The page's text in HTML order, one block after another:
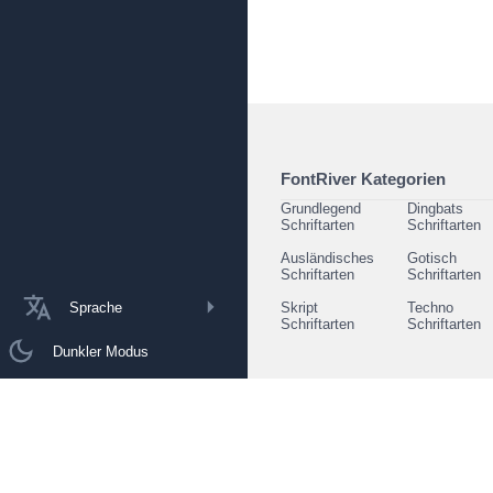
Sprache
Dunkler Modus
FontRiver Kategorien
Grundlegend
Schriftarten
Dingbats
Schriftarten
Ausländisches
Schriftarten
Gotisch
Schriftarten
Skript
Schriftarten
Techno
Schriftarten